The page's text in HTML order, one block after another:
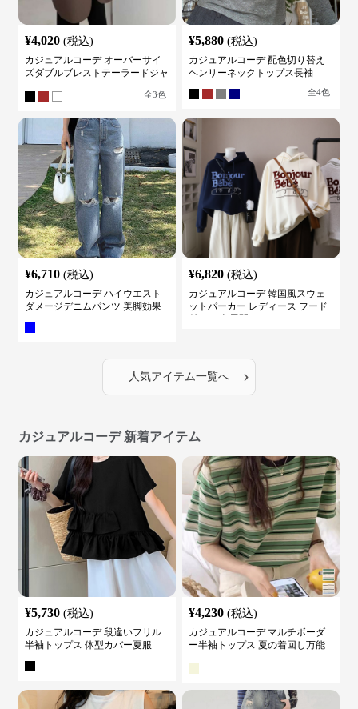
¥4,020 (税込)
カジュアルコーデ オーバーサイ
ズダブルブレストテーラードジャ
全3色
¥5,880 (税込)
カジュアルコーデ 配色切り替え
ヘンリーネックトップス長袖
全4色
¥6,710 (税込)
カジュアルコーデ ハイウエスト
ダメージデニムパンツ 美脚効果
¥6,820 (税込)
カジュアルコーデ 韓国風スウェ
ットパーカー レディース フード
人気アイテム一覧へ ›
カジュアルコーデ 新着アイテム
¥5,730 (税込)
カジュアルコーデ 段違いフリル
半袖トップス 体型カバー夏服
¥4,230 (税込)
カジュアルコーデ マルチボーダ
ー半袖トップス 夏の着回し万能